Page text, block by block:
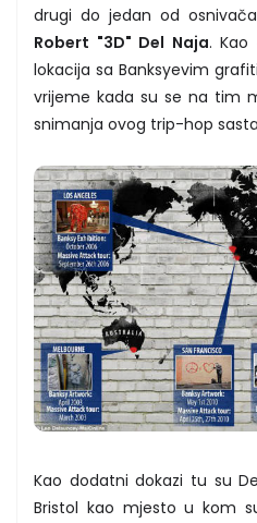
drugi do jedan od
Robert "3D" Del Naja. Kao
lokacija sa Banksyevim
vrijeme kada su se na tim
snimanja ovog trip-hop
Kao dodatni dokazi tu su
Bristol kao mjesto u kom